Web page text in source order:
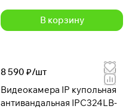
В корзину
8 590 ₽/шт
Видеокамера IP купольная
антивандальная IPC324LB-